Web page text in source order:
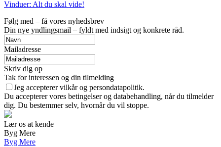
Vinduer: Alt du skal vide!
Følg med – få vores nyhedsbrev
Din nye yndlingsmail – fyldt med indsigt og konkrete råd.
Mailadresse
Skriv dig op
Tak for interessen og din tilmelding
Jeg accepterer vilkår og persondatapolitik.
Du accepterer vores betingelser og databehandling, når du tilmelder
dig. Du bestemmer selv, hvornår du vil stoppe.
Lær os at kende
Byg Mere
Byg Mere